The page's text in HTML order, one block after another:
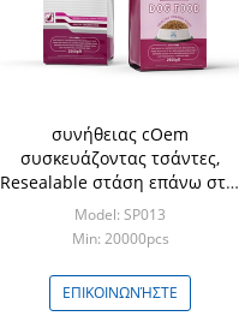
συνήθειας cOem
συσκευάζοντας τσάντες,
Resealable στάση επάνω στις
τσάντες με το φερμουάρ
Model: SP013
Min: 20000pcs
ΕΠΙΚΟΙΝΩΝΉΣΤΕ